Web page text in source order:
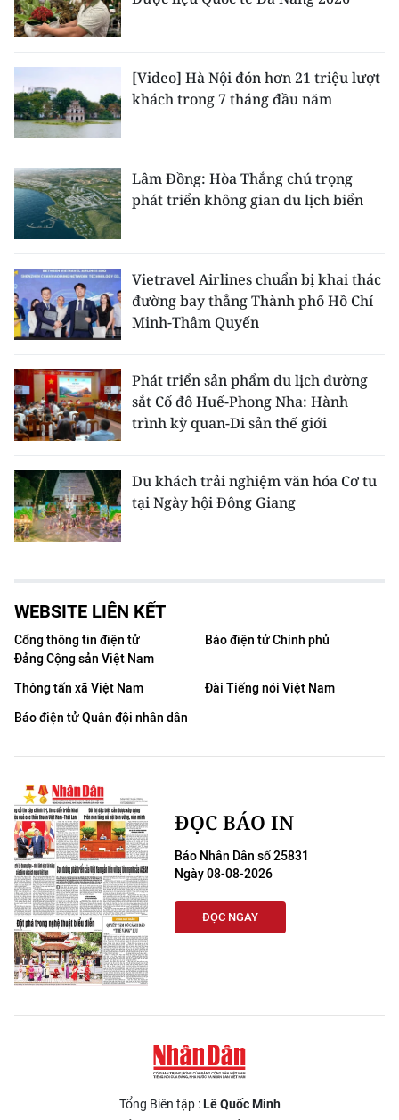
[Video] Hà Nội đón hơn 21 triệu lượt
khách trong 7 tháng đầu năm
Lâm Đồng: Hòa Thắng chú trọng
phát triển không gian du lịch biển
Vietravel Airlines chuẩn bị khai thác
đường bay thẳng Thành phố Hồ Chí
Minh-Thâm Quyến
Phát triển sản phẩm du lịch đường
sắt Cố đô Huế-Phong Nha: Hành
trình kỳ quan-Di sản thế giới
Du khách trải nghiệm văn hóa Cơ tu
tại Ngày hội Đông Giang
WEBSITE LIÊN KẾT
Cổng thông tin điện tử
Đảng Cộng sản Việt Nam
Báo điện tử Chính phủ
Thông tấn xã Việt Nam
Đài Tiếng nói Việt Nam
Báo điện tử Quân đội nhân dân
ĐỌC BÁO IN
Báo Nhân Dân số 25831
Ngày 08-08-2026
ĐỌC NGAY
Tổng Biên tập :Lê Quốc Minh